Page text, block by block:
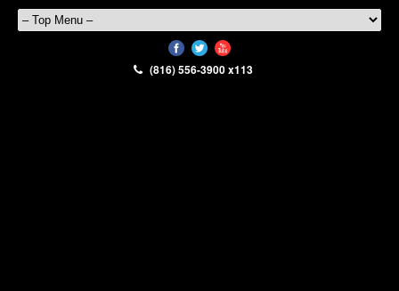
(816) 556-3900 x113